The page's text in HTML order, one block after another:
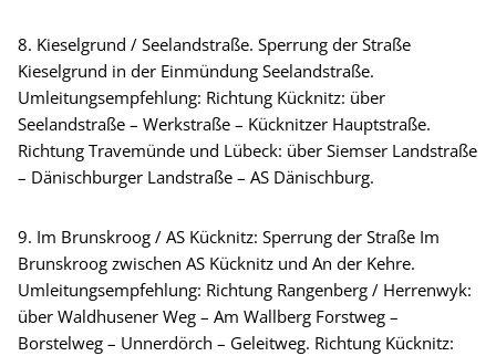
8. Kieselgrund / Seelandstraße. Sperrung der Straße
Kieselgrund in der Einmündung Seelandstraße.
Umleitungsempfehlung: Richtung Kücknitz: über
Seelandstraße – Werkstraße – Kücknitzer Hauptstraße.
Richtung Travemünde und Lübeck: über Siemser Landstraße
– Dänischburger Landstraße – AS Dänischburg.
9. Im Brunskroog / AS Kücknitz: Sperrung der Straße Im
Brunskroog zwischen AS Kücknitz und An der Kehre.
Umleitungsempfehlung: Richtung Rangenberg / Herrenwyk:
über Waldhusener Weg – Am Wallberg Forstweg –
Borstelweg – Unnerdörch – Geleitweg. Richtung Kücknitz: